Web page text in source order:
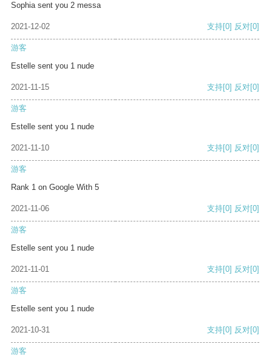
Sophia sent you 2 messa
2021-12-02 支持[0] 反对[0]
游客
Estelle sent you 1 nude
2021-11-15 支持[0] 反对[0]
游客
Estelle sent you 1 nude
2021-11-10 支持[0] 反对[0]
游客
Rank 1 on Google With 5
2021-11-06 支持[0] 反对[0]
游客
Estelle sent you 1 nude
2021-11-01 支持[0] 反对[0]
游客
Estelle sent you 1 nude
2021-10-31 支持[0] 反对[0]
游客